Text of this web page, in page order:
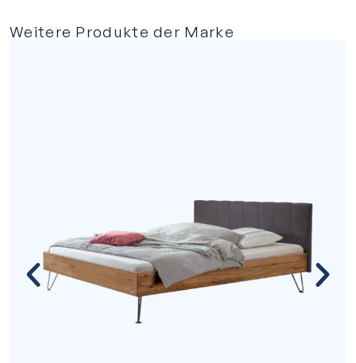
Weitere Produkte der Marke